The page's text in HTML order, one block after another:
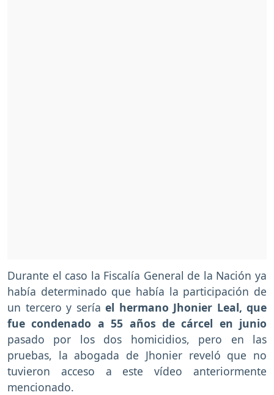
Durante el caso la Fiscalía General de la Nación ya
había determinado que había la participación de
un tercero y sería el hermano Jhonier Leal, que
fue condenado a 55 años de cárcel en junio
pasado por los dos homicidios, pero en las
pruebas, la abogada de Jhonier reveló que no
tuvieron acceso a este vídeo anteriormente
mencionado.